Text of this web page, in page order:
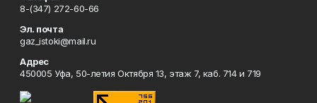
8-(347) 272-60-66
Эл. почта
gaz_istoki@mail.ru
Адрес
450005 Уфа, 50-летия Октября 13, этаж 7, каб. 714 и 719